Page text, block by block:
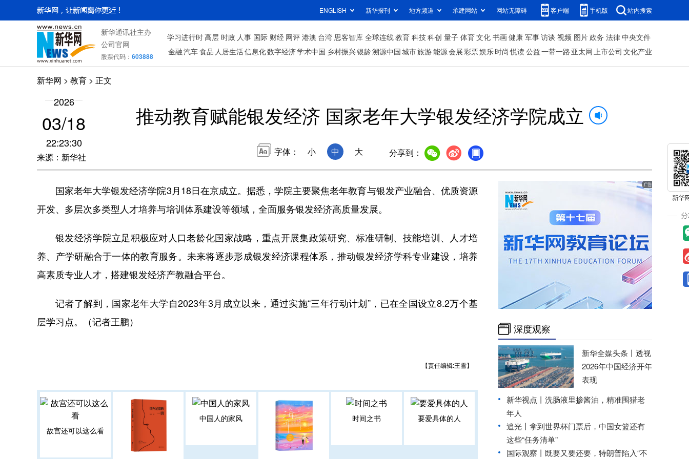
ENGLISH 新华报刊 地方频道 承建网站 网站无障碍 客户端 手机版 站内搜索
新华通讯社主办
公司官网
股票代码： 603888
学习进行时高层 时政 人事 国际 财经 网评 港澳 台湾 思客智库 全球连线教育 科技科创 量子 体育文化 书画健康 军事访谈 视频 图片政务 法律中央文件
金融汽车食品 人居生活信息化数字经济学术中国 乡村振兴银龄溯源中国城市旅游能源会展彩票娱乐时尚 悦读公益一带一路 亚太网上市公司 文化产业
新华网 > 教育 > 正文
2026
03/18
22:23:30
来源：新华社
推动教育赋能银发经济 国家老年大学银发经济学院成立
字体： 小 中 大 分享到：
国家老年大学银发经济学院3月18日在京成立。据悉，学院主要聚焦老年教育与银发产业融合、优质资源
开发、多层次多类型人才培养与培训体系建设等领域，全面服务银发经济高质量发展。
银发经济学院立足积极应对人口老龄化国家战略，重点开展集政策研究、标准研制、技能培训、人才培
养、产学研融合于一体的教育服务。未来将逐步形成银发经济课程体系，推动银发经济学科专业建设，培养
高素质专业人才，搭建银发经济产教融合平台。
记者了解到，国家老年大学自2023年3月成立以来，通过实施“三年行动计划”，已在全国设立8.2万个基
层学习点。（记者王鹏）
【责任编辑:王雪】
故宫还可以这么看
中国人的家风 时间之书 要爱具体的人
深度观察
新华全媒头条丨 透视
2026年中国经济开年
表现
新华视点丨 洗肠液里掺酱油，精准围猎老
年人
追光丨拿到世界杯门票后，中国女篮还有
这些“任务清单”
国际观察丨 既要又要还要，特朗普陷入“不